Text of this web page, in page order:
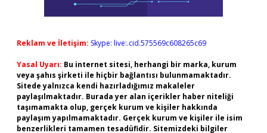
Reklam ve İletişim: Skype: live:.cid.575569c608265c69
Yasal Uyarı: Bu internet sitesi, herhangi bir marka, kurum
veya şahıs şirketi ile hiçbir bağlantısı bulunmamaktadır.
Sitede yalnızca kendi hazırladığımız makaleler
paylaşılmaktadır. Burada yer alan içerikler haber niteliği
taşımamakta olup, gerçek kurum ve kişiler hakkında
paylaşım yapılmamaktadır. Gerçek kurum ve kişiler ile isim
benzerlikleri tamamen tesadüfidir. Sitemizdeki bilgiler